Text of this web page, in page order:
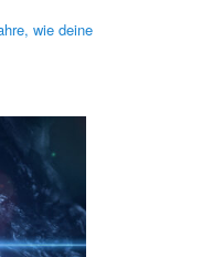
wie deine